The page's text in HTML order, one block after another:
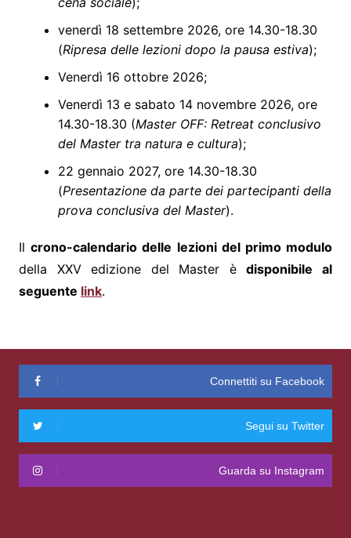
venerdì 18 settembre 2026, ore 14.30-18.30
(Ripresa delle lezioni dopo la pausa estiva);
Venerdì 16 ottobre 2026;
Venerdì 13 e sabato 14 novembre 2026, ore
14.30-18.30 (Master OFF: Retreat conclusivo
del Master tra natura e cultura);
22 gennaio 2027, ore 14.30-18.30
(Presentazione da parte dei partecipanti della
prova conclusiva del Master).
Ilcrono-calendario delle lezioni del primo modulo
della XXV edizione del Master èdisponibile al
seguente link.
Connettiti su Facebook
Segui su Twitter
Guarda su Instagram